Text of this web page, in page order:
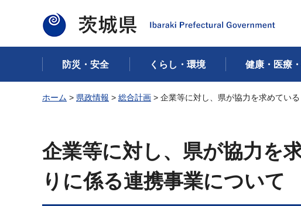
茨城県
防災・安全 くらし・環境 健康・医療
ホーム > 県政情報 > 総合計画 > 企業等に対し、県が協力を求めてい
企業等に対し、県が協力を
りに係る連携事業について